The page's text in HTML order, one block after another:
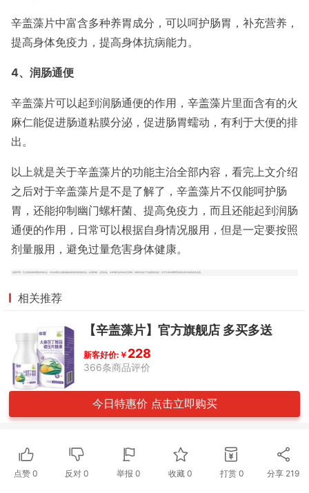
辛盖藻片中富含多种养胃成分，可以呵护肠胃，补充营养，
提高身体免疫力，提高身体抗病能力。
4、润肠通便
辛盖藻片可以起到润肠通便的作用，辛盖藻片里面含有的火
麻仁能促进肠道粘膜分泌，促进肠胃蠕动，有利于大便的排
出。
以上就是关于辛盖藻片的功能主治全部内容，看完上文介绍
之后对于辛盖藻片是不是了解了，辛盖藻片不仅能呵护肠
胃，还能抑制幽门螺杆菌、提高免疫力，而且还能起到润肠
通便的作用，日常可以根据自身情况服用，但是一定要按照
剂量服用，避免过量危害身体健康。
免责声明：凡注明来源本网的所有作品，均为本网合法拥有版权或有权使用的作品，欢迎转载，注明出处。非本网作品均来自互联网，转载目的在于传递更多信息，并不代表本网赞同其观点和对其真实性负责。
相关推荐
【辛盖藻片】官方旗舰店 多买多送
新客好价:￥ 228
366条商品评价
今日特惠价 点击立即购买
点赞 0 反对0 举报 0 收藏 0 打赏 0 分享 219